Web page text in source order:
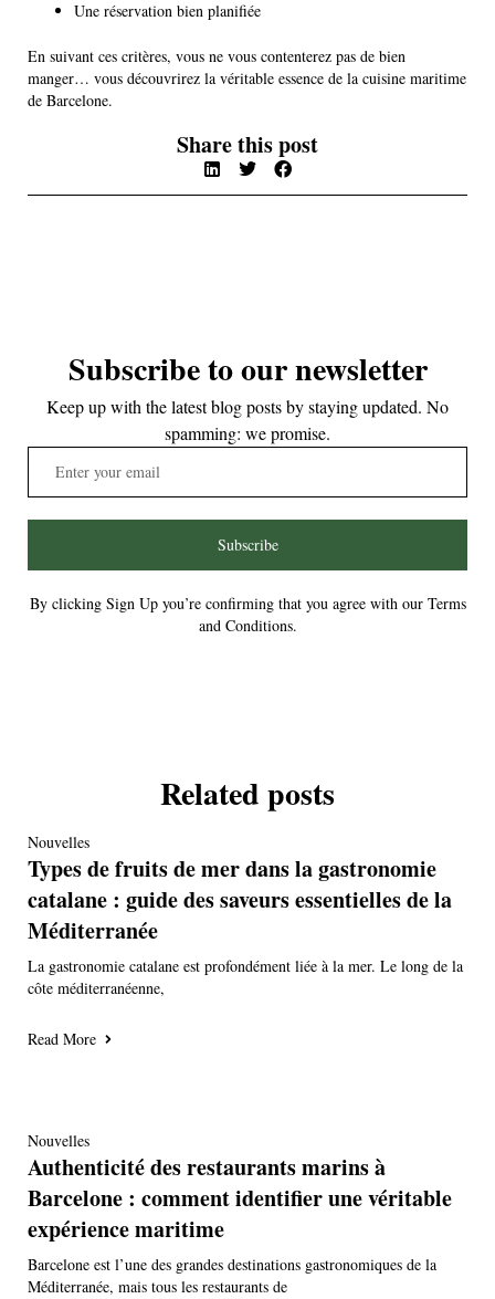
Une réservation bien planifiée
En suivant ces critères, vous ne vous contenterez pas de bien
manger… vous découvrirez la véritable essence de la cuisine maritime
de Barcelone.
Share this post
Subscribe to our newsletter
Keep up with the latest blog posts by staying updated. No
spamming: we promise.
Subscribe
By clicking Sign Up you’re confirming that you agree with our Terms
and Conditions.
Related posts
Nouvelles
Types de fruits de mer dans la gastronomie
catalane : guide des saveurs essentielles de la
Méditerranée
La gastronomie catalane est profondément liée à la mer. Le long de la
côte méditerranéenne,
Read More
Nouvelles
Authenticité des restaurants marins à
Barcelone : comment identifier une véritable
expérience maritime
Barcelone est l’une des grandes destinations gastronomiques de la
Méditerranée, mais tous les restaurants de